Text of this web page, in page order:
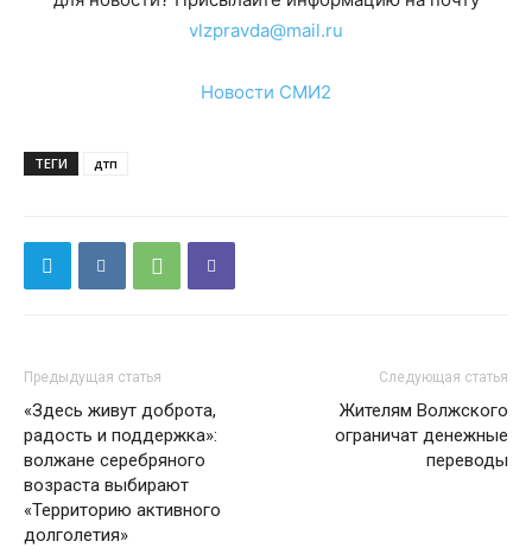
vlzpravda@mail.ru
Новости СМИ2
ТЕГИ дтп
Предыдущая статья
«Здесь живут доброта,
радость и поддержка»:
волжане серебряного
возраста выбирают
«Территорию активного
долголетия»
Следующая статья
Жителям Волжского
ограничат денежные
переводы